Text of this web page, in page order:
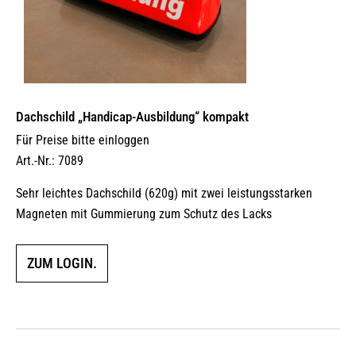
Dachschild „Handicap-Ausbildung“ kompakt
Für Preise bitte einloggen
Art.-Nr.: 7089
Sehr leichtes Dachschild (620g) mit zwei leistungsstarken
Magneten mit Gummierung zum Schutz des Lacks
ZUM LOGIN.